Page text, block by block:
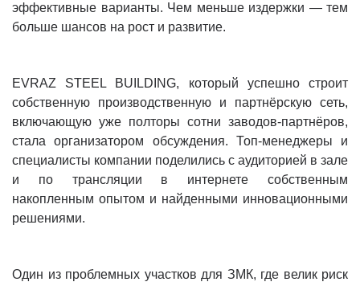
эффективные варианты. Чем меньше издержки — тем
больше шансов на рост и развитие.
EVRAZ STEEL BUILDING, который успешно строит
собственную производственную и партнёрскую сеть,
включающую уже полторы сотни заводов-партнёров,
стала организатором обсуждения. Топ-менеджеры и
специалисты компании поделились с аудиторией в зале
и по трансляции в интернете собственным
накопленным опытом и найденными инновационными
решениями.
Один из проблемных участков для ЗМК, где велик риск